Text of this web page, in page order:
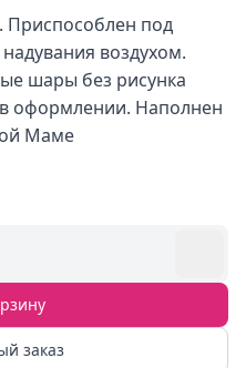
Приспособлен под
воздухом.
шары без рисунка
оформлении. Наполнен
Маме
заказ